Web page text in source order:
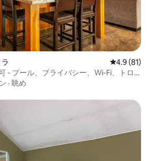
レビュー81
4.9 (81)
- プール、プライバシー、Wi-Fi、トロ
· 眺め